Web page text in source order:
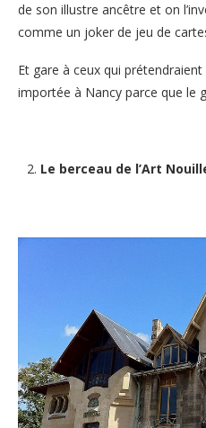
de son illustre ancêtre et on
comme un joker de jeu de
Et gare à ceux qui
importée à Nancy parce que le
Le berceau de l’Art